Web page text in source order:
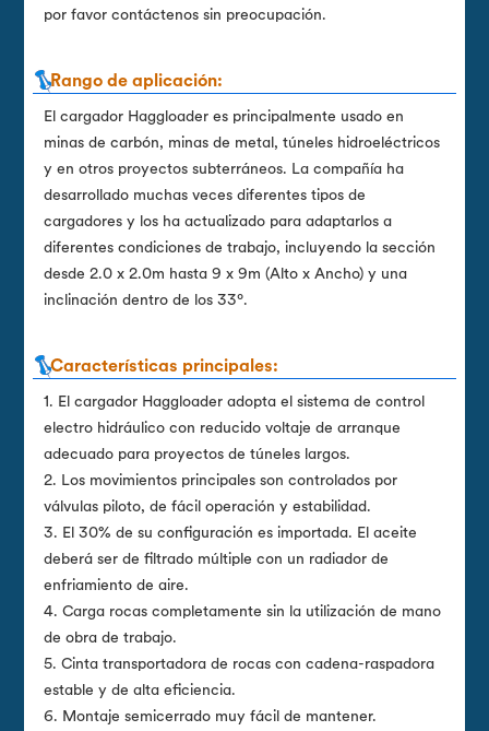
por favor contáctenos sin preocupación.
Rango de aplicación:
El cargador Haggloader es principalmente usado en
minas de carbón, minas de metal, túneles hidroeléctricos
y en otros proyectos subterráneos. La compañía ha
desarrollado muchas veces diferentes tipos de
cargadores y los ha actualizado para adaptarlos a
diferentes condiciones de trabajo, incluyendo la sección
desde 2.0 x 2.0m hasta 9 x 9m (Alto x Ancho) y una
inclinación dentro de los 33º.
Características principales:
1. El cargador Haggloader adopta el sistema de control
electro hidráulico con reducido voltaje de arranque
adecuado para proyectos de túneles largos.
2. Los movimientos principales son controlados por
válvulas piloto, de fácil operación y estabilidad.
3. El 30% de su configuración es importada. El aceite
deberá ser de filtrado múltiple con un radiador de
enfriamiento de aire.
4. Carga rocas completamente sin la utilización de mano
de obra de trabajo.
5. Cinta transportadora de rocas con cadena-raspadora
estable y de alta eficiencia.
6. Montaje semicerrado muy fácil de mantener.